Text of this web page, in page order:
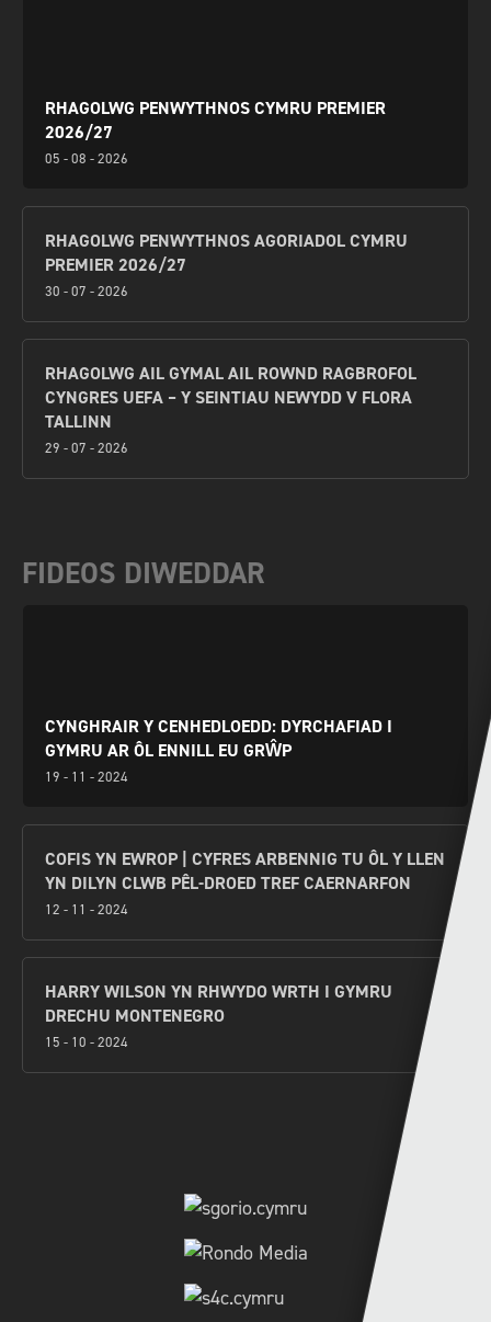
RHAGOLWG PENWYTHNOS CYMRU PREMIER
2026/27
05 - 08 - 2026
RHAGOLWG PENWYTHNOS AGORIADOL CYMRU
PREMIER 2026/27
30 - 07 - 2026
RHAGOLWG AIL GYMAL AIL ROWND RAGBROFOL
CYNGRES UEFA – Y SEINTIAU NEWYDD V FLORA
TALLINN
29 - 07 - 2026
FIDEOS DIWEDDAR
CYNGHRAIR Y CENHEDLOEDD: DYRCHAFIAD I
GYMRU AR ÔL ENNILL EU GRŴP
19 - 11 - 2024
COFIS YN EWROP | CYFRES ARBENNIG TU ÔL Y LLEN
YN DILYN CLWB PÊL-DROED TREF CAERNARFON
12 - 11 - 2024
HARRY WILSON YN RHWYDO WRTH I GYMRU
DRECHU MONTENEGRO
15 - 10 - 2024